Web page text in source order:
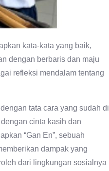
kata-kata yang baik,
dengan berbaris dan maju
refleksi mendalam tentang
tata cara yang sudah di
cinta kasih dan
“Gan En”, sebuah
dampak yang
dari lingkungan sosialnya